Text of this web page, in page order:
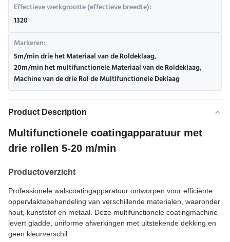
Effectieve werkgrootte (effectieve breedte):
1320
Markeren:
5m/min drie het Materiaal van de Roldeklaag,
20m/min het multifunctionele Materiaal van de Roldeklaag,
Machine van de drie Rol de Multifunctionele Deklaag
Product Description
Multifunctionele coatingapparatuur met
drie rollen 5-20 m/min
Productoverzicht
Professionele walscoatingapparatuur ontworpen voor efficiënte
oppervlaktebehandeling van verschillende materialen, waaronder
hout, kunststof en metaal. Deze multifunctionele coatingmachine
levert gladde, uniforme afwerkingen met uitstekende dekking en
geen kleurverschil.